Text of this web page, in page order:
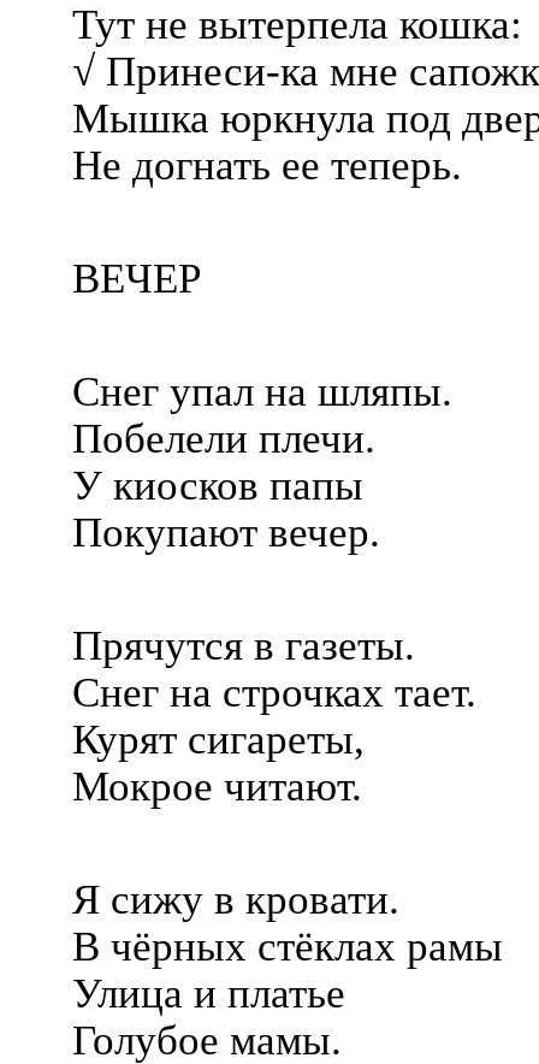
Тут не вытерпела кошка:
√ Принеси-ка мне
Мышка юркнула под
Не догнать ее теперь.
ВЕЧЕР
Снег упал на шляпы.
Побелели плечи.
У киосков папы
Покупают вечер.
Прячутся в газеты.
Снег на строчках тает.
Курят сигареты,
Мокрое читают.
Я сижу в кровати.
В чёрных стёклах рамы
Улица и платье
Голубое мамы.